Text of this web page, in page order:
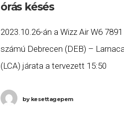
órás késés
2023.10.26-án a Wizz Air W6 7891
számú Debrecen (DEB) –
(LCA) járata a tervezett 15:50
késéssel, 19:01-re érkezett meg
bykesettagepem